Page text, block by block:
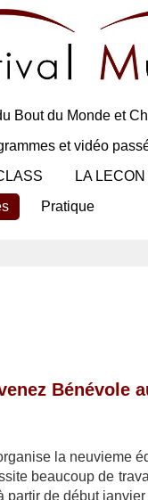
Bout du Monde et
et vidéo
LA
Pratique
Bénévole
la neuvieme
beaucoup de
de début